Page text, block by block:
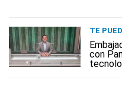
TE
con